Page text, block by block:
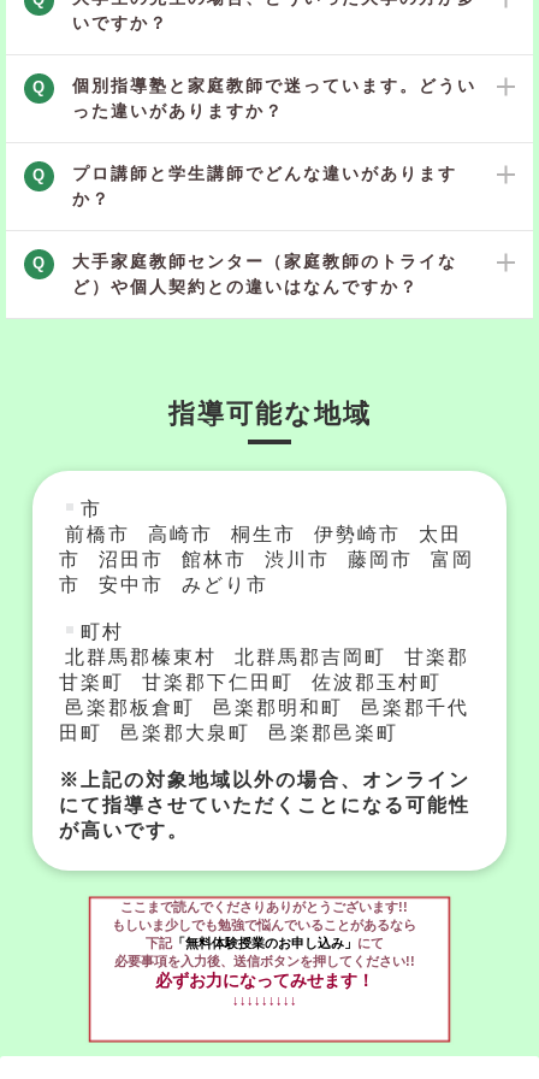
いですか？
Q
個別指導塾と家庭教師で迷っています。どうい
った違いがありますか？
Q
プロ講師と学生講師でどんな違いがあります
か？
Q
大手家庭教師センター（家庭教師のトライな
ど）や個人契約との違いはなんですか？
指導可能な地域
市
前橋市
高崎市 桐生市 伊勢崎市
太田
市
沼田市 館林市 渋川市 藤岡市
富岡
市
安中市 みどり市
町村
北群馬郡榛東村
北群馬郡吉岡町
甘楽郡
甘楽町
甘楽郡下仁田町
佐波郡玉村町
邑楽郡板倉町
邑楽郡明和町
邑楽郡千代
田町
邑楽郡大泉町 邑楽郡邑楽町
※上記の対象地域以外の場合、オンライン
にて指導させていただくことになる可能性
が高いです。
ここまで読んでくださりありがとうございます!!
もしいま少しでも勉強で悩んでいることがあるなら
下記「無料体験授業のお申し込み」 にて
必要事項を入力後、送信ボタンを押してください!!
必ずお力になってみせます！
↓↓↓↓↓↓↓↓↓